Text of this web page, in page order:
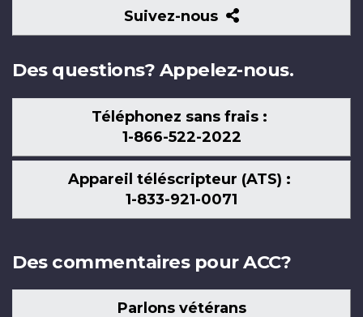
Suivez-nous
Suivez-
nous
Des questions? Appelez-nous.
Téléphonez sans frais :
1-866-522-2022
Appareil téléscripteur (ATS) :
1-833-921-0071
Des commentaires pour ACC?
Parlons vétérans